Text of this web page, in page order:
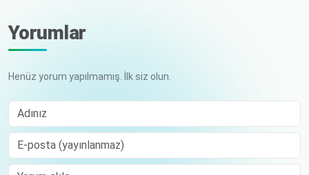
Yorumlar
Henüz yorum yapılmamış. İlk siz olun.
Adınız
E-posta (yayınlanmaz)
Comment